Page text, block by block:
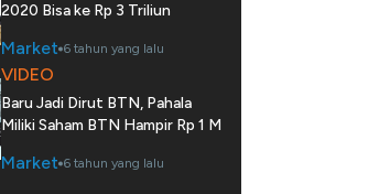
2020 Bisa ke Rp 3 Triliun
Market 6 tahun yang lalu
VIDEO
Baru Jadi Dirut BTN, Pahala
Miliki Saham BTN Hampir Rp 1 M
Market 6 tahun yang lalu